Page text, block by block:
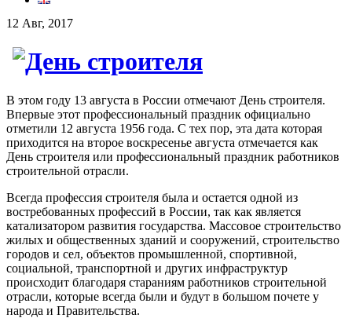
12 Авг, 2017
В этом году 13 августа в России отмечают День строителя.
Впервые этот профессиональный праздник официально
отметили 12 августа 1956 года. С тех пор, эта дата которая
приходится на второе воскресенье августа отмечается как
День строителя или профессиональный праздник работников
строительной отрасли.
Всегда профессия строителя была и остается одной из
востребованных профессий в России, так как является
катализатором развития государства. Массовое строительство
жилых и общественных зданий и сооружений, строительство
городов и сел, объектов промышленной, спортивной,
социальной, транспортной и других инфраструктур
происходит благодаря стараниям работников строительной
отрасли, которые всегда были и будут в большом почете у
народа и Правительства.